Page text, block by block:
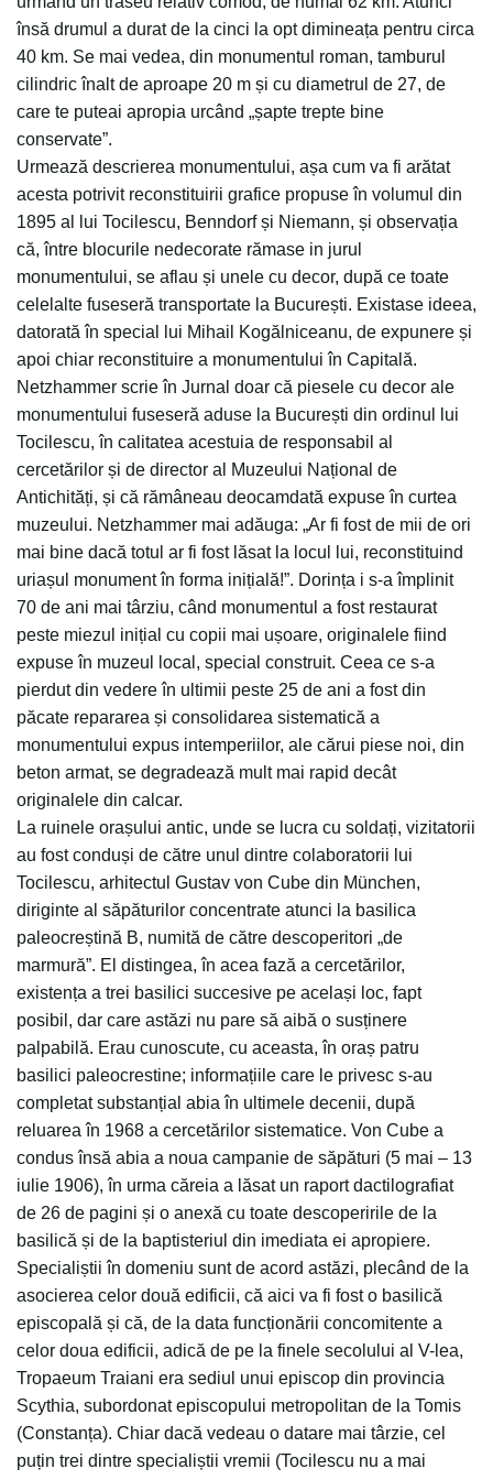
însă drumul a durat de la cinci la opt dimineața pentru circa
40 km. Se mai vedea, din monumentul roman, tamburul
cilindric înalt de aproape 20 m și cu diametrul de 27, de
care te puteai apropia urcând „șapte trepte bine
conservate”.
Urmează descrierea monumentului, așa cum va fi arătat
acesta potrivit reconstituirii grafice propuse în volumul din
1895 al lui Tocilescu, Benndorf și Niemann, și observația
că, între blocurile nedecorate rămase in jurul
monumentului, se aflau și unele cu decor, după ce toate
celelalte fuseseră transportate la București. Existase ideea,
datorată în special lui Mihail Kogălniceanu, de expunere și
apoi chiar reconstituire a monumentului în Capitală.
Netzhammer scrie în Jurnal doar că piesele cu decor ale
monumentului fuseseră aduse la București din ordinul lui
Tocilescu, în calitatea acestuia de responsabil al
cercetărilor și de director al Muzeului Național de
Antichități, și că rămâneau deocamdată expuse în curtea
muzeului. Netzhammer mai adăuga: „Ar fi fost de mii de ori
mai bine dacă totul ar fi fost lăsat la locul lui, reconstituind
uriașul monument în forma inițială!”. Dorința i s-a împlinit
70 de ani mai târziu, când monumentul a fost restaurat
peste miezul inițial cu copii mai ușoare, originalele fiind
expuse în muzeul local, special construit. Ceea ce s-a
pierdut din vedere în ultimii peste 25 de ani a fost din
păcate repararea și consolidarea sistematică a
monumentului expus intemperiilor, ale cărui piese noi, din
beton armat, se degradează mult mai rapid decât
originalele din calcar.
La ruinele orașului antic, unde se lucra cu soldați, vizitatorii
au fost conduși de către unul dintre colaboratorii lui
Tocilescu, arhitectul Gustav von Cube din München,
diriginte al săpăturilor concentrate atunci la basilica
paleocreștină B, numită de către descoperitori „de
marmură”. El distingea, în acea fază a cercetărilor,
existența a trei basilici succesive pe același loc, fapt
posibil, dar care astăzi nu pare să aibă o susținere
palpabilă. Erau cunoscute, cu aceasta, în oraș patru
basilici paleocrestine; informațiile care le privesc s-au
completat substanțial abia în ultimele decenii, după
reluarea în 1968 a cercetărilor sistematice. Von Cube a
condus însă abia a noua campanie de săpături (5 mai – 13
iulie 1906), în urma căreia a lăsat un raport dactilografiat
de 26 de pagini și o anexă cu toate descoperirile de la
basilică și de la baptisteriul din imediata ei apropiere.
Specialiștii în domeniu sunt de acord astăzi, plecând de la
asocierea celor două edificii, că aici va fi fost o basilică
episcopală și că, de la data funcționării concomitente a
celor doua edificii, adică de pe la finele secolului al V-lea,
Tropaeum Traiani era sediul unui episcop din provincia
Scythia, subordonat episcopului metropolitan de la Tomis
(Constanța). Chiar dacă vedeau o datare mai târzie, cel
puțin trei dintre specialiștii vremii (Tocilescu nu a mai